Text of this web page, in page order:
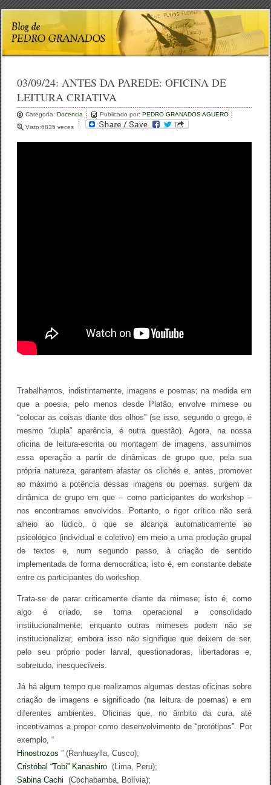
03/09/24:ANTES DA PAREDE: OFICINA DE
LEITURA CRIATIVA
Categoría:Docencia Publicado por:PEDRO GRANADOS AGUERO
Visto:6835 veces
Trabalhamos, indistintamente, imagens e poemas; na medida em
que a poesia, pelo menos desde Platão, envolve mimese ou
“colocar as coisas diante dos olhos” (se isso, segundo o grego, é
mesmo “dupla” aparência, é outra questão). Agora, na nossa
oficina de leitura-escrita ou montagem de imagens, assumimos
essa operação a partir de dinâmicas de grupo que, pela sua
própria natureza, garantem afastar os clichés e, antes, promover
ao máximo a potência dessas imagens ou poemas. surgem da
dinâmica de grupo em que – como participantes do workshop –
nos encontramos envolvidos. Portanto, o rigor crítico não será
alheio ao lúdico, o que se alcança automaticamente ao
psicológico (individual e coletivo) em meio a uma produção grupal
de textos e, num segundo passo, à criação de sentido
implementada de forma democrática; isto é, em constante debate
entre os participantes do workshop.
Trata-se de parar criticamente diante da mimese; isto é, como
algo é criado, se torna operacional e consolidado
institucionalmente; enquanto outras mimeses podem não se
institucionalizar, embora isso não signifique que deixem de ser,
pelo seu próprio poder larval, questionadoras, libertadoras e,
sobretudo, inesquecíveis.
Já há algum tempo que realizamos algumas destas oficinas sobre
criação de imagens e significado (na leitura de poemas) e em
diferentes ambientes. Oficinas que, no âmbito da cura, até
incentivamos a propor como desenvolvimento de “protótipos”. Por
exemplo, “
Hinostrozos ” (Ranhuaylla, Cusco);
Cristóbal “Tobi” Kanashiro (Lima, Peru);
Sabina Cachi (Cochabamba, Bolívia);